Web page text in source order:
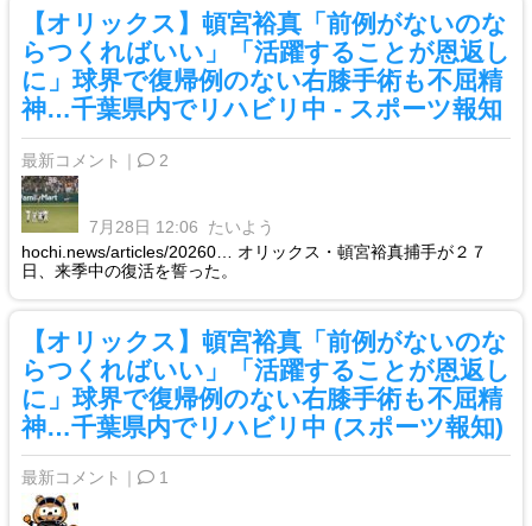
【オリックス】頓宮裕真「前例がないのな
らつくればいい」「活躍することが恩返し
に」球界で復帰例のない右膝手術も不屈精
神…千葉県内でリハビリ中 - スポーツ報知
最新コメント｜ 2
7月28日 12:06
たいよう
hochi.news/articles/20260… オリックス・頓宮裕真捕手が２７
日、来季中の復活を誓った。
【オリックス】頓宮裕真「前例がないのな
らつくればいい」「活躍することが恩返し
に」球界で復帰例のない右膝手術も不屈精
神…千葉県内でリハビリ中 (スポーツ報知)
最新コメント｜ 1